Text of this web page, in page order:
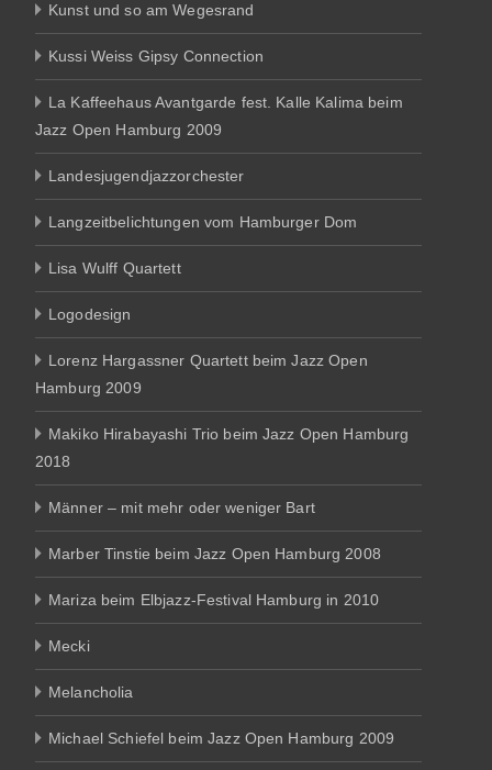
Kunst und so am Wegesrand
Kussi Weiss Gipsy Connection
La Kaffeehaus Avantgarde fest. Kalle Kalima beim
Jazz Open Hamburg 2009
Landesjugendjazzorchester
Langzeitbelichtungen vom Hamburger Dom
Lisa Wulff Quartett
Logodesign
Lorenz Hargassner Quartett beim Jazz Open
Hamburg 2009
Makiko Hirabayashi Trio beim Jazz Open Hamburg
2018
Männer – mit mehr oder weniger Bart
Marber Tinstie beim Jazz Open Hamburg 2008
Mariza beim Elbjazz-Festival Hamburg in 2010
Mecki
Melancholia
Michael Schiefel beim Jazz Open Hamburg 2009